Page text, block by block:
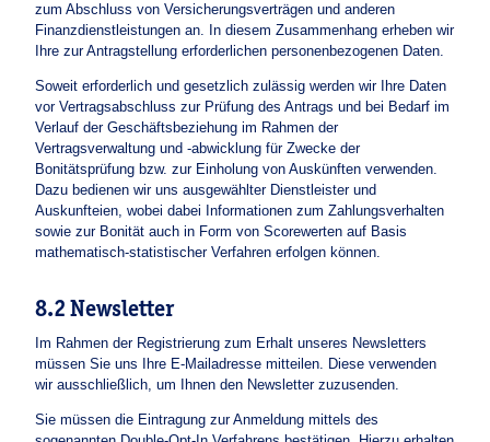
zum Abschluss von Versicherungsverträgen und anderen
Finanzdienstleistungen an. In diesem Zusammenhang erheben wir
Ihre zur Antragstellung erforderlichen personenbezogenen Daten.
Soweit erforderlich und gesetzlich zulässig werden wir Ihre Daten
vor Vertragsabschluss zur Prüfung des Antrags und bei Bedarf im
Verlauf der Geschäftsbeziehung im Rahmen der
Vertragsverwaltung und -abwicklung für Zwecke der
Bonitätsprüfung bzw. zur Einholung von Auskünften verwenden.
Dazu bedienen wir uns ausgewählter Dienstleister und
Auskunfteien, wobei dabei Informationen zum Zahlungsverhalten
sowie zur Bonität auch in Form von Scorewerten auf Basis
mathematisch-statistischer Verfahren erfolgen können.
8.2 Newsletter
Im Rahmen der Registrierung zum Erhalt unseres Newsletters
müssen Sie uns Ihre E-Mailadresse mitteilen. Diese verwenden
wir ausschließlich, um Ihnen den Newsletter zuzusenden.
Sie müssen die Eintragung zur Anmeldung mittels des